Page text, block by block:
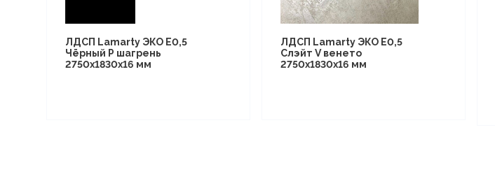
ЛДСП Lamarty ЭКО E0,5
Чёрный P шагрень
2750х1830х16 мм
ЛДСП Lamarty ЭКО E0,5
Слэйт V венето
2750х1830х16 мм